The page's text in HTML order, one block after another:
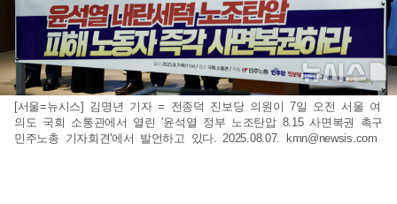
[서울=뉴시스] 김명년 기자 = 전종덕 진보당 의원이 7일 오전 서울 여
의도 국회 소통관에서 열린 '윤석열 정부 노조탄압 8.15 사면복권 촉구
민주노총 기자회견'에서 발언하고 있다. 2025.08.07.
kmn@newsis.com